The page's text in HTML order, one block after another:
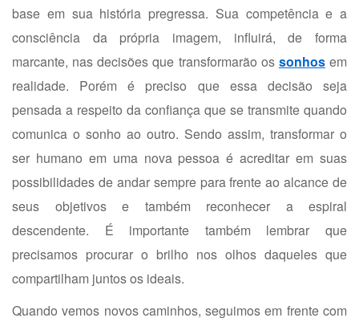
base em sua história pregressa. Sua competência e a
consciência da própria imagem, influirá, de forma
marcante, nas decisões que transformarão os sonhosem
realidade. Porém é preciso que essa decisão seja
pensada a respeito da confiança que se transmite quando
comunica o sonho ao outro. Sendo assim, transformar o
ser humano em uma nova pessoa é acreditar em suas
possibilidades de andar sempre para frente ao alcance de
seus objetivos e também reconhecer a espiral
descendente. É importante também lembrar que
precisamos procurar o brilho nos olhos daqueles que
compartilham juntos os ideais.
Quando vemos novos caminhos, seguimos em frente com